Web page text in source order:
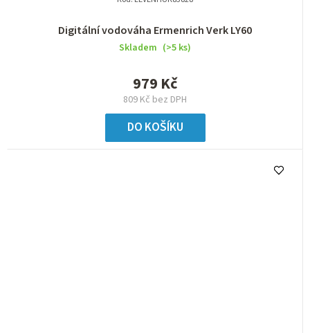
Digitální vodováha Ermenrich Verk LY60
Skladem (>5 ks)
809 Kč bez DPH
979 Kč
DO KOŠÍKU